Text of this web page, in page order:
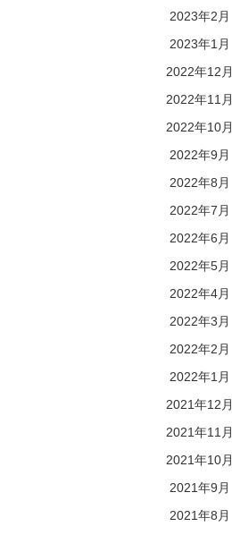
2023年2月
2023年1月
2022年12月
2022年11月
2022年10月
2022年9月
2022年8月
2022年7月
2022年6月
2022年5月
2022年4月
2022年3月
2022年2月
2022年1月
2021年12月
2021年11月
2021年10月
2021年9月
2021年8月